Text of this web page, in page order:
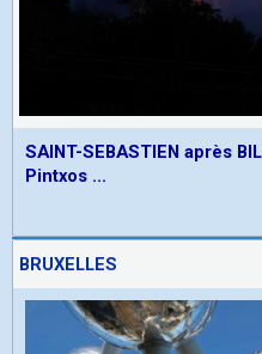
SAINT-SEBASTIEN après
Pintxos ...
BRUXELLES